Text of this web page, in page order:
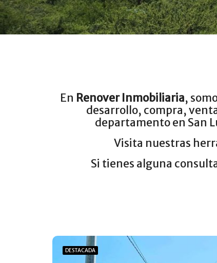
En Renover Inmobiliaria,
desarrollo, compra,
departamento en San
Visita nuestras
Si tienes alguna
DESTACADA